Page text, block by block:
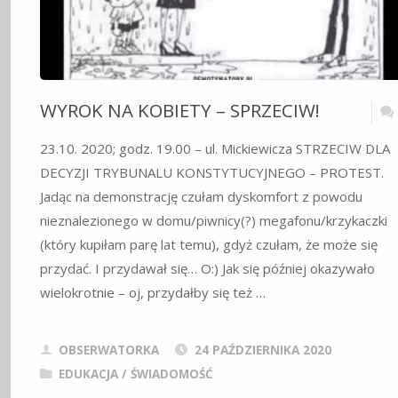
WYROK NA KOBIETY – SPRZECIW!
23.10. 2020; godz. 19.00 – ul. Mickiewicza STRZECIW DLA
DECYZJI TRYBUNALU KONSTYTUCYJNEGO – PROTEST.
Jadąc na demonstrację czułam dyskomfort z powodu
nieznalezionego w domu/piwnicy(?) megafonu/krzykaczki
(który kupiłam parę lat temu), gdyż czułam, że może się
przydać. I przydawał się… O:) Jak się później okazywało
wielokrotnie – oj, przydałby się też …
OBSERWATORKA
24 PAŹDZIERNIKA 2020
EDUKACJA / ŚWIADOMOŚĆ